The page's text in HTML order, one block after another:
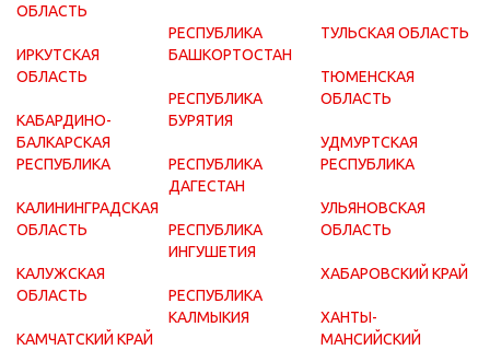
ОБЛАСТЬ
ИРКУТСКАЯ
ОБЛАСТЬ
КАБАРДИНО-
БАЛКАРСКАЯ
РЕСПУБЛИКА
КАЛИНИНГРАДСКАЯ
ОБЛАСТЬ
КАЛУЖСКАЯ
ОБЛАСТЬ
КАМЧАТСКИЙ КРАЙ
РЕСПУБЛИКА
БАШКОРТОСТАН
РЕСПУБЛИКА
БУРЯТИЯ
РЕСПУБЛИКА
ДАГЕСТАН
РЕСПУБЛИКА
ИНГУШЕТИЯ
РЕСПУБЛИКА
КАЛМЫКИЯ
ТУЛЬСКАЯ ОБЛАСТЬ
ТЮМЕНСКАЯ
ОБЛАСТЬ
УДМУРТСКАЯ
РЕСПУБЛИКА
УЛЬЯНОВСКАЯ
ОБЛАСТЬ
ХАБАРОВСКИЙ КРАЙ
ХАНТЫ-
МАНСИЙСКИЙ